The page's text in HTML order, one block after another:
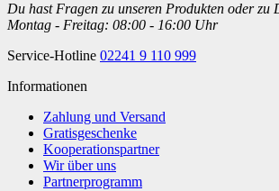
Du hast Fragen zu unseren Produkten oder zu
Montag - Freitag: 08:00 - 16:00 Uhr
Service-Hotline 02241 9 110 999
Informationen
Zahlung und Versand
Gratisgeschenke
Kooperationspartner
Wir über uns
Partnerprogramm